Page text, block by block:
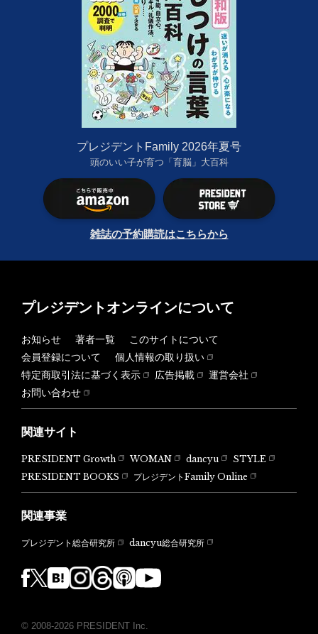
プレジデントFamily 2026年夏号
頭のいい子が育つ「育脳」大百科
雑誌の予約購読はこちらから
プレジデントオンラインについて
お知らせ 著者一覧
このサイトについて
会員登録について
個人情報の取り扱い
特定商取引法に基づく表示
広告掲載
運営会社
お問い合わせ
関連サイト
PRESIDENT Growth WOMAN dancyu
STYLE
PRESIDENT BOOKS
プレジデントFamily Online
関連事業
プレジデント総合研究所 dancyu総合研究所
© 2008-2026 PRESIDENT Inc.